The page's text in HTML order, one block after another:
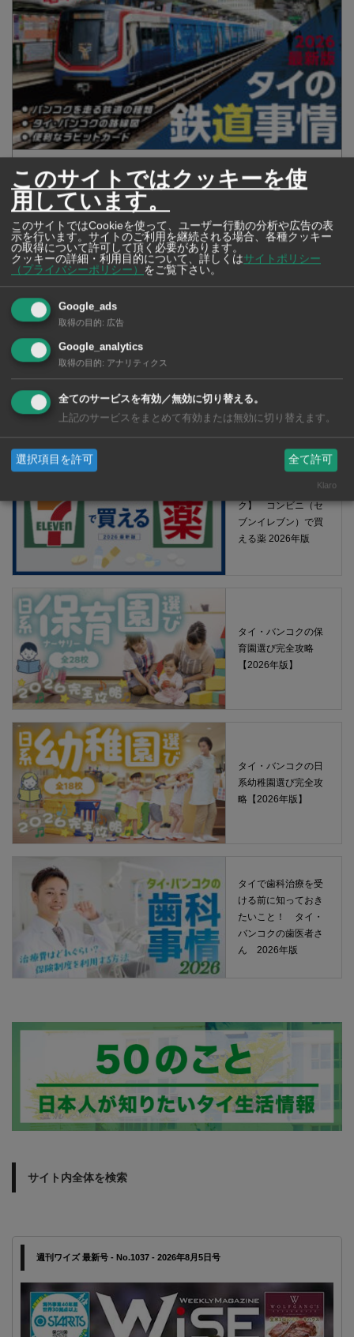
【タイ・バンコク】 マルシェトンロー内の「TOPS」で買える薬
2026年版
ク】 コンビニ（セ
ブンイレブン）で買
える薬 2026年版
タイ・バンコクの保
育園選び完全攻略
【2026年版】
タイ・バンコクの日
系幼稚園選び完全攻
略【2026年版】
タイで歯科治療を受
ける前に知っておき
たいこと！ タイ・
バンコクの歯医者さ
ん 2026年版
サイト内全体を検索
週刊ワイズ 最新号 - No.1037 - 2026年8月5日号
このサイトではクッキーを使
用しています。
このサイトではCookieを使って、ユーザー行動の分析や広告の表
示を行います。サイトのご利用を継続される場合、各種クッキー
の取得について許可して頂く必要があります。
クッキーの詳細・利用目的について、詳しくはサイトポリシー
（プライバシーポリシー）
をご覧下さい。
Google_ads
取得の目的: 広告
Google_analytics
取得の目的: アナリティクス
全てのサービスを有効／無効に切り替える。
上記のサービスをまとめて有効または無効に切り替えます。
選択項目を許可 全て許可
Klaro